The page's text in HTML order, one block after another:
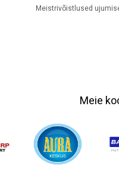
Meistrivõistlused
Meie